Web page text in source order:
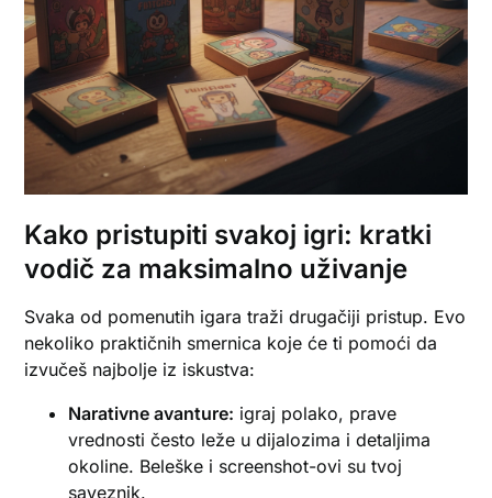
Kako pristupiti svakoj igri: kratki
vodič za maksimalno uživanje
Svaka od pomenutih igara traži drugačiji pristup. Evo
nekoliko praktičnih smernica koje će ti pomoći da
izvučeš najbolje iz iskustva:
Narativne avanture: igraj polako, prave
vrednosti često leže u dijalozima i detaljima
okoline. Beleške i screenshot-ovi su tvoj
saveznik.